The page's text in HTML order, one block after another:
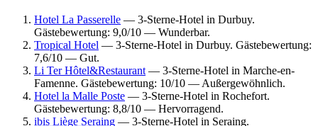
Hotel La Passerelle — 3-Sterne-Hotel in Durbuy.
Gästebewertung: 9,0/10 — Wunderbar.
Tropical Hotel — 3-Sterne-Hotel in Durbuy. Gästebewertung:
7,6/10 — Gut.
Li Ter Hôtel&Restaurant — 3-Sterne-Hotel in Marche-en-
Famenne. Gästebewertung: 10/10 — Außergewöhnlich.
Hotel la Malle Poste — 3-Sterne-Hotel in Rochefort.
Gästebewertung: 8,8/10 — Hervorragend.
ibis Liège Seraing — 3-Sterne-Hotel in Seraing.